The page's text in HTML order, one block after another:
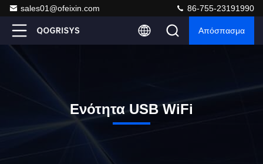
sales01@ofeixin.com 86-755-23191990
Απόσπασμα
Ενότητα USB WiFi